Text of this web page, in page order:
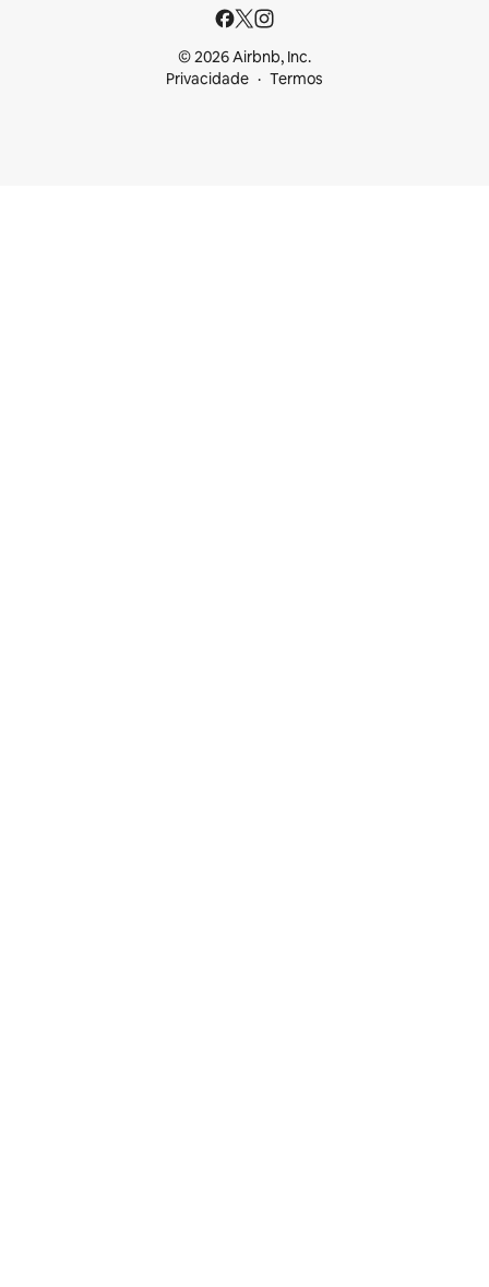
© 2026 Airbnb, Inc.
Privacidade
Termos